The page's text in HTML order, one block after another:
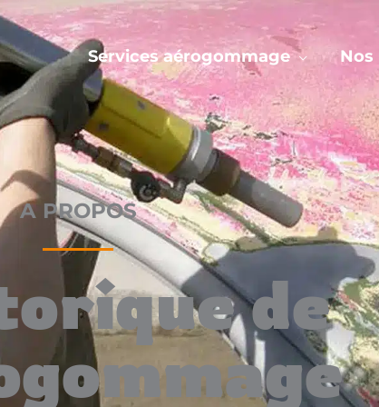
Services aérogommage Nos
A PROPOS
de